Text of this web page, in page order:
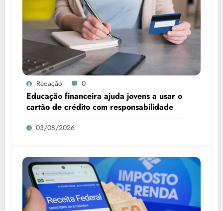
Redação 0
Educação financeira ajuda jovens a usar o
cartão de crédito com responsabilidade
03/08/2026